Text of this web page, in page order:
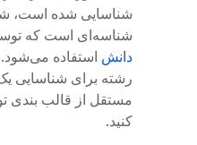
شناسایی شده است،
شناسه‌ای است که
دانش استفاده می‌شود.
رشته برای شناسایی
مستقل از قالب بندی
کنید.